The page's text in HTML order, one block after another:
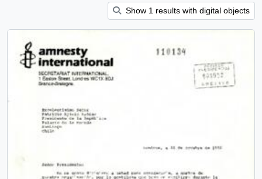
Show 1 results with digital objects